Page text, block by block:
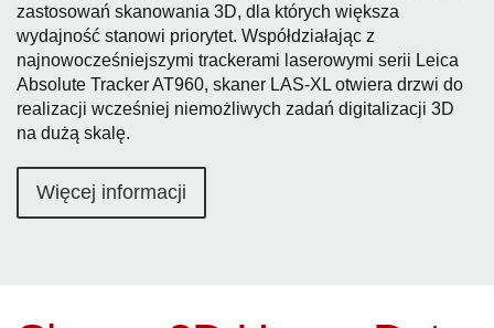
zastosowań skanowania 3D, dla których większa
wydajność stanowi priorytet. Współdziałając z
najnowocześniejszymi trackerami laserowymi serii Leica
Absolute Tracker AT960, skaner LAS-XL otwiera drzwi do
realizacji wcześniej niemożliwych zadań digitalizacji 3D
na dużą skalę.
Więcej informacji